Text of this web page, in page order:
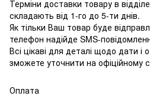
Терміни доставки товару в
складають від 1-го до 5-ти днів.
Як тільки Ваш товар буде
телефон надійде SMS-
Всі цікаві для деталі щодо дати
зможете уточнити на офіційному
Оплата